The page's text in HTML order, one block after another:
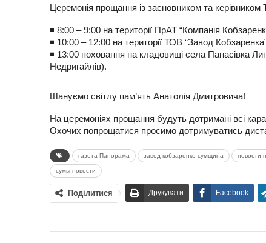
Церемонія прощання із засновником та
◾️ 8:00 – 9:00 на території ПрАТ “Компанія
◾️ 10:00 – 12:00 на території ТОВ “Завод
◾️ 13:00 поховання на кладовищі села Панасівка
Недригайлів).
Шануємо світлу пам’ять Анатолія Дмитровича!
На церемоніях прощання будуть дотримані всі
Охочих попрощатися просимо дотримуватись
газета Панорама завод кобзаренко сумщина новости
сумы новости
Поділитися Друкувати Facebook